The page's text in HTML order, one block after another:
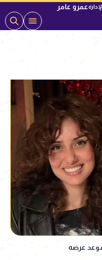
عمرو عامر
عرضه